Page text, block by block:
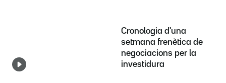
Cronologia d'una
setmana frenètica de
negociacions per la
investidura